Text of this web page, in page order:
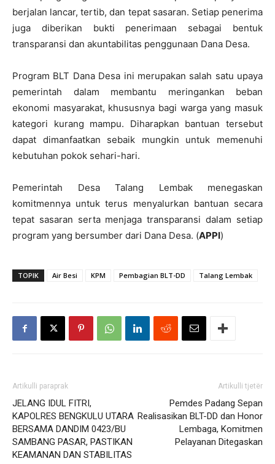
berjalan lancar, tertib, dan tepat sasaran. Setiap penerima
juga diberikan bukti penerimaan sebagai bentuk
transparansi dan akuntabilitas penggunaan Dana Desa.
Program BLT Dana Desa ini merupakan salah satu upaya
pemerintah dalam membantu meringankan beban
ekonomi masyarakat, khususnya bagi warga yang masuk
kategori kurang mampu. Diharapkan bantuan tersebut
dapat dimanfaatkan sebaik mungkin untuk memenuhi
kebutuhan pokok sehari-hari.
Pemerintah Desa Talang Lembak menegaskan
komitmennya untuk terus menyalurkan bantuan secara
tepat sasaran serta menjaga transparansi dalam setiap
program yang bersumber dari Dana Desa. (APPI)
TOPIK Air Besi KPM Pembagian BLT-DD Talang Lembak
Artikulli paraprak
JELANG IDUL FITRI,
KAPOLRES BENGKULU UTARA
BERSAMA DANDIM 0423/BU
SAMBANG PASAR, PASTIKAN
KEAMANAN DAN STABILITAS
Artikulli tjetër
Pemdes Padang Sepan
Realisasikan BLT-DD dan Honor
Lembaga, Komitmen
Pelayanan Ditegaskan